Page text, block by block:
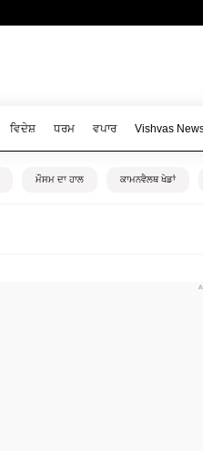
ਵਿਦੇਸ਼ ਧਰਮ ਵਪਾਰ Vishvas
ਮੌਸਮ ਦਾ ਹਾਲ ਕਾਮਨਵੈਲਥ ਖੇਡਾਂ